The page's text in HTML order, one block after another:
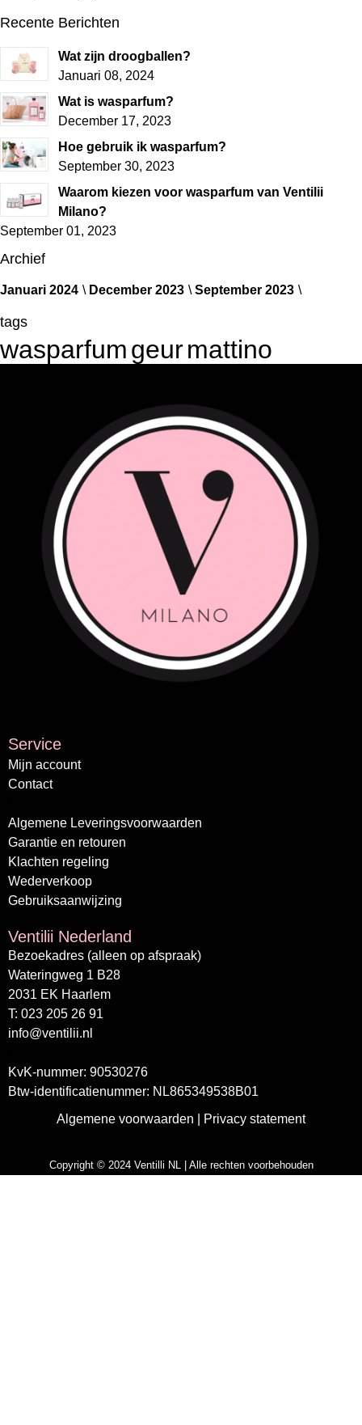
Recente Berichten
Wat zijn droogballen?
Januari 08, 2024
Wat is wasparfum?
December 17, 2023
Hoe gebruik ik wasparfum?
September 30, 2023
Waarom kiezen voor wasparfum van Ventilii
Milano?
September 01, 2023
Archief
Januari 2024 December 2023 September 2023
tags
wasparfumgeurmattino
Service
Mijn account
Contact
Algemene Leveringsvoorwaarden
Garantie en retouren
Klachten regeling
Wederverkoop
Gebruiksaanwijzing
Ventilii Nederland
Bezoekadres (alleen op afspraak)
Wateringweg 1 B28
2031 EK Haarlem
T: 023 205 26 91
info@ventilii.nl
KvK-nummer: 90530276
Btw-identificatienummer: NL865349538B01
Algemene voorwaarden
Privacy statement
Copyright © 2024 Ventilli NL | Alle rechten voorbehouden